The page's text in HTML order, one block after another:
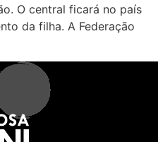
O central ficará no país
da filha. A Federação